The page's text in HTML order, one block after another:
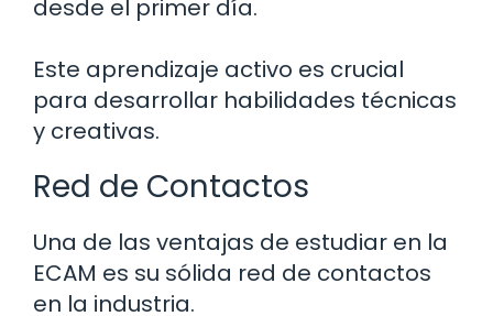
desde el primer día.
Este aprendizaje activo es crucial
para desarrollar habilidades técnicas
y creativas.
Red de Contactos
Una de las ventajas de estudiar en la
ECAM es su sólida red de contactos
en la industria.